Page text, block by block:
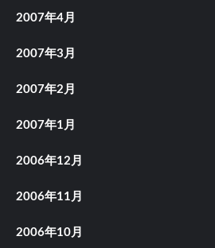
2007年4月
2007年3月
2007年2月
2007年1月
2006年12月
2006年11月
2006年10月